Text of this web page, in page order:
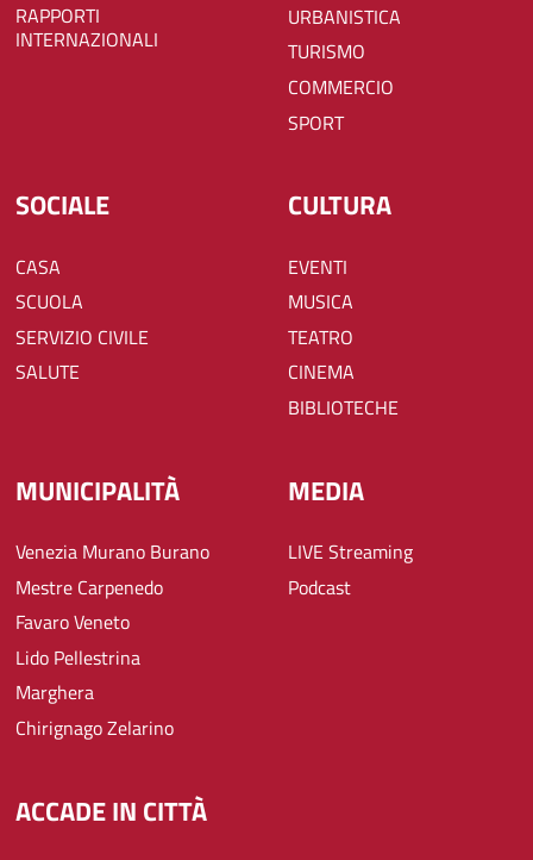
RAPPORTI
INTERNAZIONALI
URBANISTICA
TURISMO
COMMERCIO
SPORT
SOCIALE
CASA
SCUOLA
SERVIZIO CIVILE
SALUTE
CULTURA
EVENTI
MUSICA
TEATRO
CINEMA
BIBLIOTECHE
MUNICIPALITÀ
Venezia Murano Burano
Mestre Carpenedo
Favaro Veneto
Lido Pellestrina
Marghera
Chirignago Zelarino
MEDIA
LIVE Streaming
Podcast
ACCADE IN CITTÀ